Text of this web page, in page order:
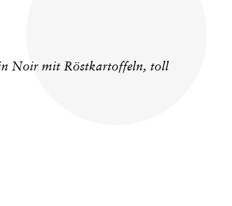
Noir mit Röstkartoffeln, toll